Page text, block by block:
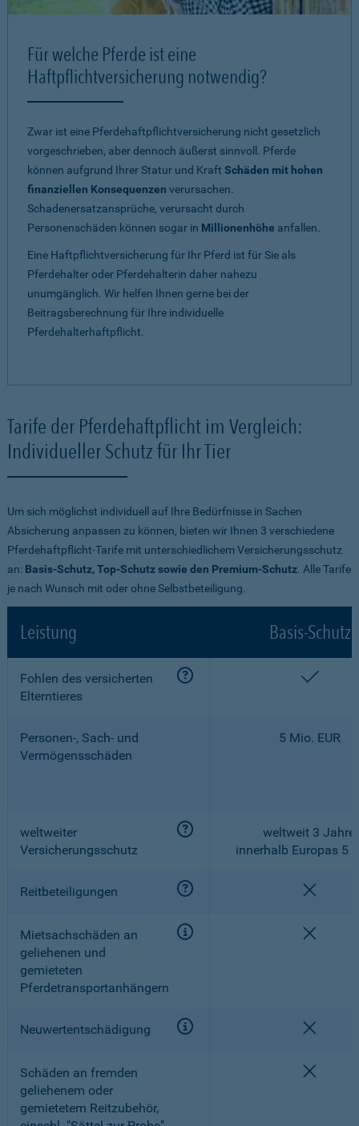
Für welche Pferde ist eine
Haftpflichtversicherung notwendig?
Zwar ist eine Pferdehaftpflichtversicherung nicht gesetzlich
vorgeschrieben, aber dennoch äußerst sinnvoll. Pferde
können aufgrund Ihrer Statur und Kraft Schäden mit hohen
finanziellen Konsequenzen verursachen.
Schadenersatzansprüche, verursacht durch
Personenschäden können sogar in Millionenhöhe anfallen.
Eine Haftpflichtversicherung für Ihr Pferd ist für Sie als
Pferdehalter oder Pferdehalterin daher nahezu
unumgänglich. Wir helfen Ihnen gerne bei der
Beitragsberechnung für Ihre individuelle
Pferdehalterhaftpflicht.
Tarife der Pferdehaftpflicht im Vergleich:
Individueller Schutz für Ihr Tier
Um sich möglichst individuell auf Ihre Bedürfnisse in Sachen
Absicherung anpassen zu können, bieten wir Ihnen 3 verschiedene
Pferdehaftpflicht-Tarife mit unterschiedlichem Versicherungsschutz
an: Basis-Schutz, Top-Schutz sowie den Premium-Schutz. Alle Tarife
je nach Wunsch mit oder ohne Selbstbeteiligung.
Leistung Basis-Schutz
Fohlen des versicherten
Elterntieres
Personen-, Sach- und
Vermögensschäden
5 Mio. EUR
weltweiter
Versicherungsschutz
weltweit 3 Jahre,
innerhalb Europas 5
Reitbeteiligungen
Mietsachschäden an
geliehenen und
gemieteten
Pferdetransportanhängern
Neuwertentschädigung
Schäden an fremden
geliehenem oder
gemietetem Reitzubehör,